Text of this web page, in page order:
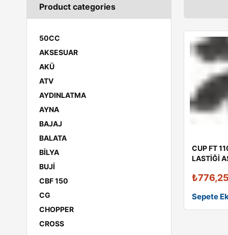
Product categories
50CC
AKSESUAR
AKÜ
ATV
AYDINLATMA
AYNA
BAJAJ
150NS
200NS
BOXER
DISCOVER
BALATA
BİLYA
BUJİ
CBF 150
CG
A13E
A3
CHOPPER
CROSS
CUP FT
LASTİĞİ
₺776,25
Sepete